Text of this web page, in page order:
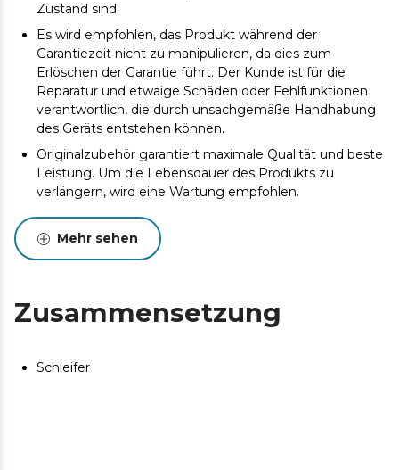
Zustand sind.
Es wird empfohlen, das Produkt während der
Garantiezeit nicht zu manipulieren, da dies zum
Erlöschen der Garantie führt. Der Kunde ist für die
Reparatur und etwaige Schäden oder Fehlfunktionen
verantwortlich, die durch unsachgemäße Handhabung
des Geräts entstehen können.
Originalzubehör garantiert maximale Qualität und beste
Leistung. Um die Lebensdauer des Produkts zu
verlängern, wird eine Wartung empfohlen.
Mehr sehen
Zusammensetzung
Schleifer